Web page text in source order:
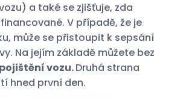
a také se zjišťuje, zda
V případě, že je
může se přistoupit k sepsání
Na jejím základě můžete bez
vozu.Druhá strana
hned první den.